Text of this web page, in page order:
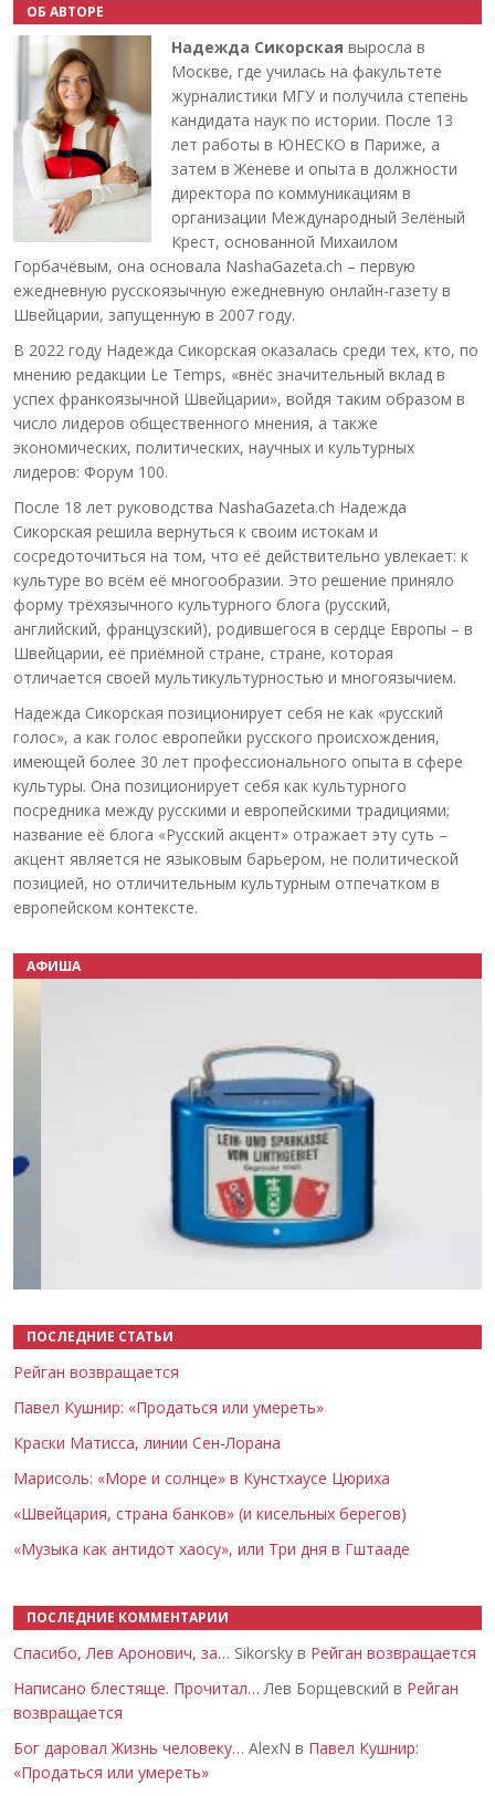
ОБ АВТОРЕ
Надежда Сикорская выросла в
Москве, где училась на факультете
журналистики МГУ и получила степень
кандидата наук по истории. После 13
лет работы в ЮНЕСКО в Париже, а
затем в Женеве и опыта в должности
директора по коммуникациям в
организации Международный Зелёный
Крест, основанной Михаилом
Горбачёвым, она основала NashaGazeta.ch – первую
ежедневную русскоязычную ежедневную онлайн-газету в
Швейцарии, запущенную в 2007 году.
В 2022 году Надежда Сикорская оказалась среди тех, кто, по
мнению редакции Le Temps, «внёс значительный вклад в
успех франкоязычной Швейцарии», войдя таким образом в
число лидеров общественного мнения, а также
экономических, политических, научных и культурных
лидеров: Форум 100.
После 18 лет руководства NashaGazeta.ch Надежда
Сикорская решила вернуться к своим истокам и
сосредоточиться на том, что её действительно увлекает: к
культуре во всём её многообразии. Это решение приняло
форму трёхязычного культурного блога (русский,
английский, французский), родившегося в сердце Европы – в
Швейцарии, её приёмной стране, стране, которая
отличается своей мультикультурностью и многоязычием.
Надежда Сикорская позиционирует себя не как «русский
голос», а как голос европейки русского происхождения,
имеющей более 30 лет профессионального опыта в сфере
культуры. Она позиционирует себя как культурного
посредника между русскими и европейскими традициями;
название её блога «Русский акцент» отражает эту суть –
акцент является не языковым барьером, не политической
позицией, но отличительным культурным отпечатком в
европейском контексте.
АФИША
ПОСЛЕДНИЕ СТАТЬИ
Рейган возвращается
Павел Кушнир: «Продаться или умереть»
Краски Матисса, линии Сен-Лорана
Марисоль: «Море и солнце» в Кунстхаусе Цюриха
«Швейцария, страна банков» (и кисельных берегов)
«Музыка как антидот хаосу», или Три дня в Гштааде
ПОСЛЕДНИЕ КОММЕНТАРИИ
Спасибо, Лев Аронович, за… Sikorsky в Рейган возвращается
Написано блестяще. Прочитал… Лев Борщевский в Рейган
возвращается
Бог даровал Жизнь человеку… AlexN в Павел Кушнир:
«Продаться или умереть»